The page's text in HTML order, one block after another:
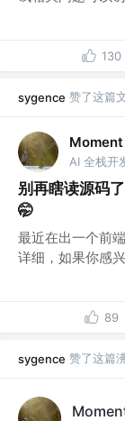
130
sygence 赞了这篇
Moment
AI 全栈开
别再瞎读源码
🤭
最近在出一个前
详细，如果你感
89
sygence 赞了这篇